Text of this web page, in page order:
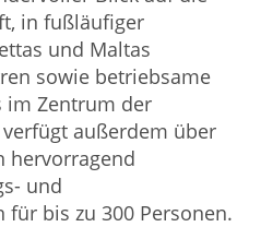
in fußläufiger
und Maltas
sowie betriebsame
im Zentrum der
außerdem über
hervorragend
und
bis zu 300 Personen.